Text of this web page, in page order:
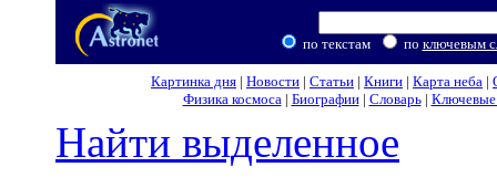
по текстам по ключевым
Картинка дня | Новости | Статьи | Книги | Карта неба |
Физика космоса| Биографии| Словарь| Ключевые
Найти выделенное